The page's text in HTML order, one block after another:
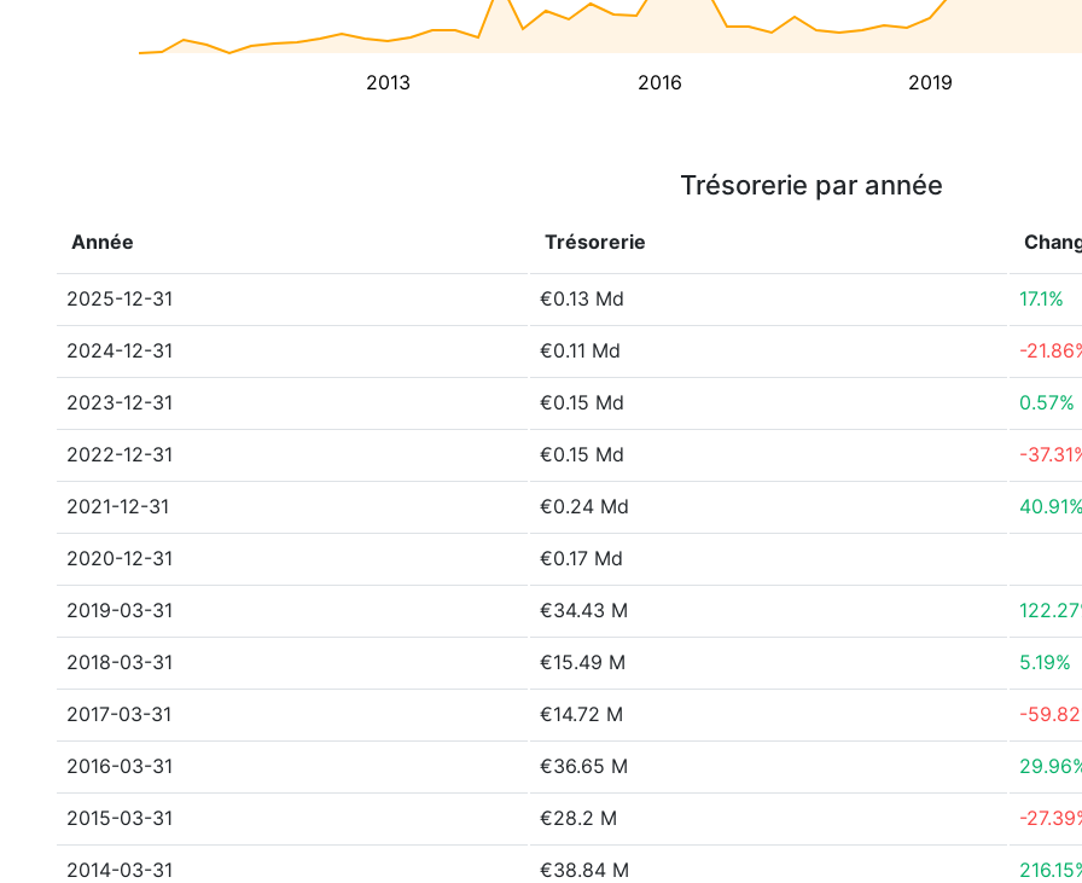
2013 2016 2019
Trésorerie par année
Année Trésorerie
2025-12-31 €0.13 Md 17.1%
2024-12-31 €0.11 Md -
2023-12-31 €0.15 Md 0.57%
2022-12-31 €0.15 Md -
2021-12-31 €0.24 Md 40.91%
2020-12-31 €0.17 Md
2019-03-31 €34.43 M
2018-03-31 €15.49 M 5.19%
2017-03-31 €14.72 M -
2016-03-31 €36.65 M
2015-03-31 €28.2 M -
2014-03-31 €38.84 M